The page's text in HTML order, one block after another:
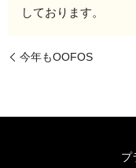
しております。
今年もOOFOS
プ